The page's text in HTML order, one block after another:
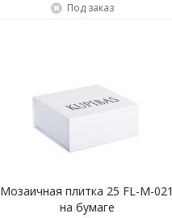
Под заказ
Мозаичная плитка 25 FL-M-021
на бумаге